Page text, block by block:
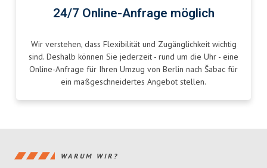
24/7 Online-Anfrage möglich
Wir verstehen, dass Flexibilität und Zugänglichkeit wichtig
sind. Deshalb können Sie jederzeit - rund um die Uhr - eine
Online-Anfrage für Ihren Umzug von Berlin nach Šabac für
ein maßgeschneidertes Angebot stellen.
WARUM WIR?